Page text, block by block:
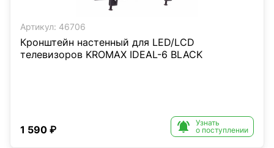
Артикул: 46706
Кронштейн настенный для LED/LCD
телевизоров KROMAX IDEAL-6 BLACK
1 590 ₽ 
Узнать
о поступлении